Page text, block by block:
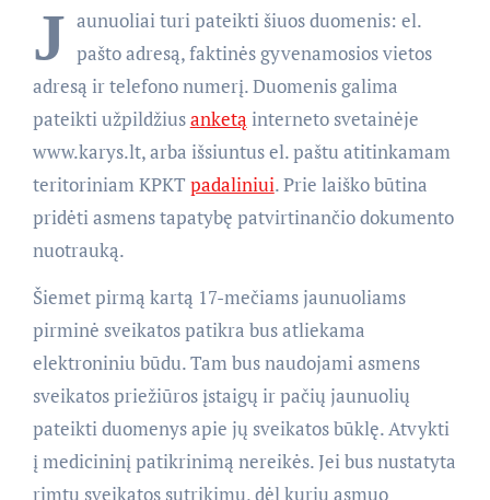
J aunuoliai turi pateikti šiuos duomenis: el.
pašto adresą, faktinės gyvenamosios vietos
adresą ir telefono numerį. Duomenis galima
pateikti užpildžiusanketą interneto svetainėje
www.karys.lt, arba išsiuntus el. paštu atitinkamam
teritoriniam KPKTpadaliniui. Prie laiško būtina
pridėti asmens tapatybę patvirtinančio dokumento
nuotrauką.
Šiemet pirmą kartą 17-mečiams jaunuoliams
pirminė sveikatos patikra bus atliekama
elektroniniu būdu. Tam bus naudojami asmens
sveikatos priežiūros įstaigų ir pačių jaunuolių
pateikti duomenys apie jų sveikatos būklę. Atvykti
į medicininį patikrinimą nereikės. Jei bus nustatyta
rimtų sveikatos sutrikimų, dėl kurių asmuo